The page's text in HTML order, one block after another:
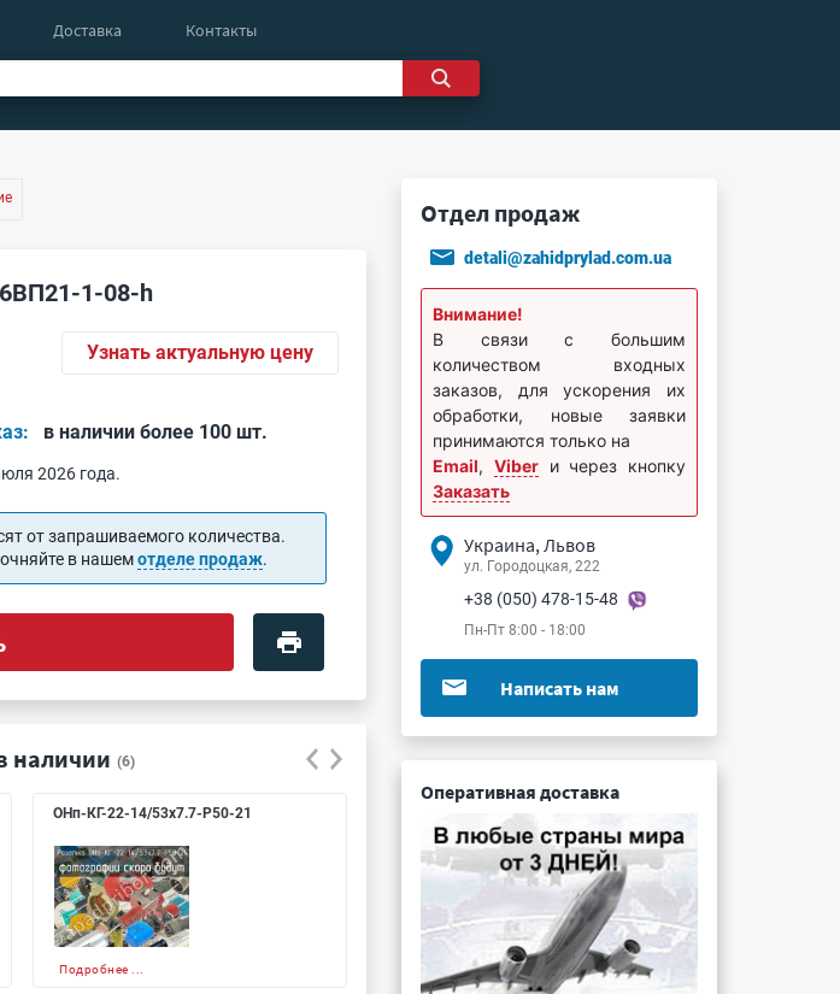
Доставка Контакты
1-08-h
Узнать актуальную цену
в наличии более 100 шт.
2026 года.
от запрашиваемого количества.
в нашемотделе продаж.
наличии (6)
ОНп-КГ-22-14/53х7.7-Р50-21
Подробнее ... Подробнее ...
Отдел продаж
detali@zahidprylad.com.ua
Внимание!
В связи с большим
количеством входных
заказов, для ускорения их
обработки, новые заявки
принимаются только на
Email, Viberи через кнопку
Заказать
Украина, Львов
ул. Городоцкая, 222
+38 (050) 478-15-48
Пн-Пт 8:00 - 18:00
Написать нам
Оперативная доставка